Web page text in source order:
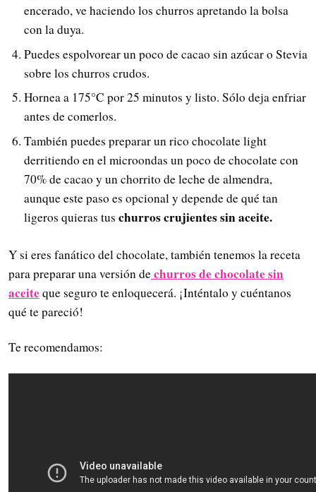
encerado, ve haciendo los churros apretando la bolsa
con la duya.
Puedes espolvorear un poco de cacao sin azúcar o Stevia
sobre los churros crudos.
Hornea a 175°C por 25 minutos y listo. Sólo deja enfriar
antes de comerlos.
También puedes preparar un rico chocolate light
derritiendo en el microondas un poco de chocolate con
70% de cacao y un chorrito de leche de almendra,
aunque este paso es opcional y depende de qué tan
ligeros quieras tus churros crujientes sin aceite.
Y si eres fanático del chocolate, también tenemos la receta
para preparar una versión dechurros de chocolate sin
aceiteque seguro te enloquecerá. ¡Inténtalo y cuéntanos
qué te pareció!
Te recomendamos: